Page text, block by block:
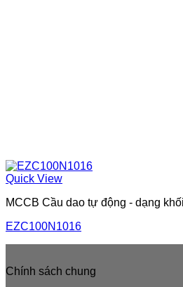
Quick View
MCCB Cầu dao tự động - dạng khối
EZC100N1016
Chính sách chung